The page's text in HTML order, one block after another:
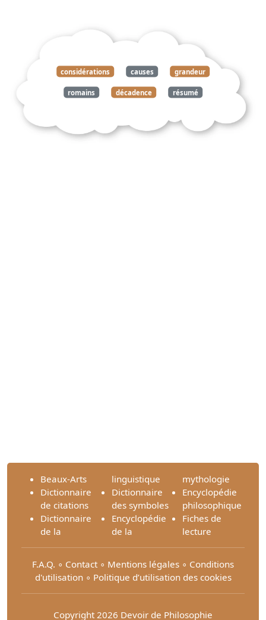
considérations causes grandeur
romains décadence résumé
Beaux-Arts
Dictionnaire
de citations
Dictionnaire
de la
linguistique
Dictionnaire
des symboles
Encyclopédie
de la
mythologie
Encyclopédie
philosophique
Fiches de
lecture
F.A.Q. ∘ Contact ∘ Mentions légales ∘ Conditions
d'utilisation∘ Politique d’utilisation des cookies
Copyright 2026 Devoir de Philosophie